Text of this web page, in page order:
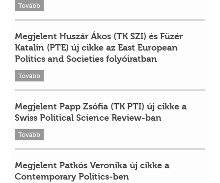
Tovább
Megjelent Huszár Ákos (TK SZI) és Füzér
Katalin (PTE) új cikke az East European
Politics and Societies folyóiratban
Tovább
Megjelent Papp Zsófia (TK PTI) új cikke a
Swiss Political Science Review-ban
Tovább
Megjelent Patkós Veronika új cikke a
Contemporary Politics-ben